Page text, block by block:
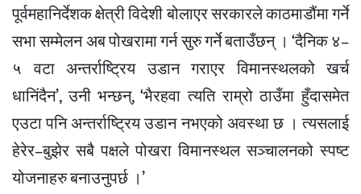
पूर्वमहानिर्देशक क्षेत्री विदेशी बोलाएर सरकारले काठमाडौंमा गर्ने
सभा सम्मेलन अब पोखरामा गर्न सुरु गर्ने बताउँछन् । ‘दैनिक ४–
५ वटा अन्तर्राष्ट्रिय उडान गराएर विमानस्थलको खर्च
धानिंदैन’, उनी भन्छन्, ‘भैरहवा त्यति राम्रो ठाउँमा हुँदासमेत
एउटा पनि अन्तर्राष्ट्रिय उडान नभएको अवस्था छ । त्यसलाई
हेरेर–बुझेर सबै पक्षले पोखरा विमानस्थल सञ्चालनको स्पष्ट
योजनाहरु बनाउनुपर्छ ।’